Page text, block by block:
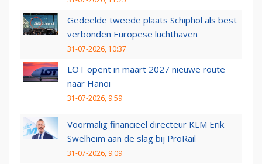
Gedeelde tweede plaats Schiphol als best
verbonden Europese luchthaven
31-07-2026, 10:37
LOT opent in maart 2027 nieuwe route
naar Hanoi
31-07-2026, 9:59
Voormalig financieel directeur KLM Erik
Swelheim aan de slag bij ProRail
31-07-2026, 9:09